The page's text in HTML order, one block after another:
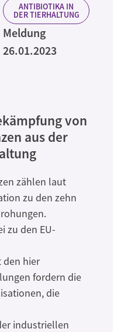
ANTIBIOTIKA IN
DER TIERHALTUNG
Meldung
26.01.2023
von
aus der
zählen laut
zu den zehn
zu den EU-
den hier
fordern die
die
industriellen